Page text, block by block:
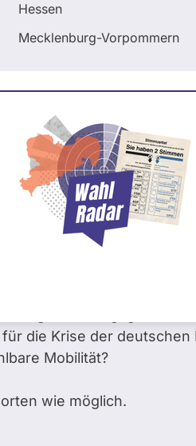
Hessen
Mecklenburg-Vorpommern
Kaminski Fragen und
/
Fragen
einem
stehst du zu Kürzungen
Achtung von
die Krise der
Mobilität?
wie möglich.